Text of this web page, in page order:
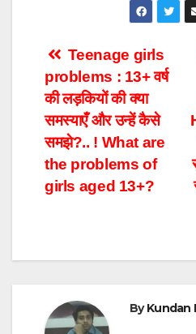
Post
navigation
Teenage girls
problems : 13+ वर्ष
की लड़कियों की क्या
समस्याएँ और उन्हें कैसे
समझे?.. ! What are
the problems of
girls aged 13+?
ByKundan